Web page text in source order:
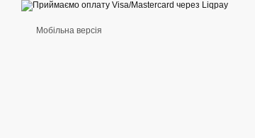
Мобільна версія